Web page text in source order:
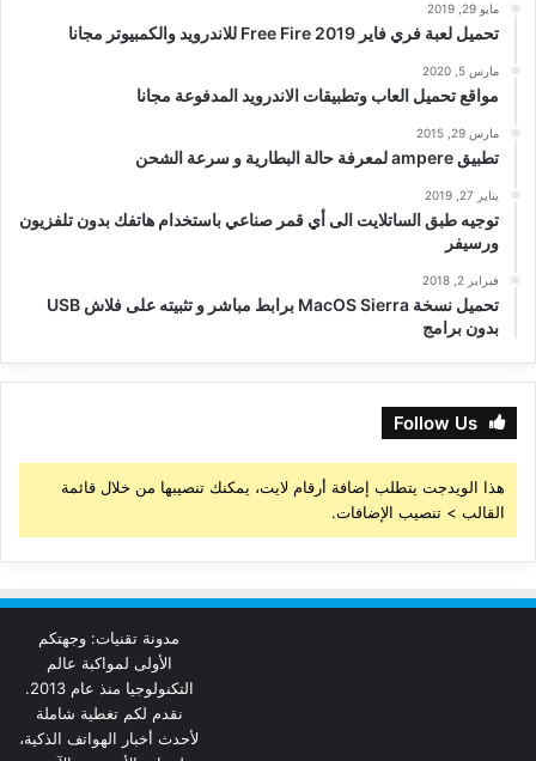
مايو 29, 2019
تحميل لعبة فري فاير Free Fire 2019 للاندرويد والكمبيوتر مجانا
مارس 5, 2020
مواقع تحميل العاب وتطبيقات الاندرويد المدفوعة مجانا
مارس 29, 2015
تطبيق ampere لمعرفة حالة البطارية و سرعة الشحن
يناير 27, 2019
توجيه طبق الساتلايت الى أي قمر صناعي باستخدام هاتفك بدون تلفزيون
ورسيفر
فبراير 2, 2018
تحميل نسخة MacOS Sierra برابط مباشر و تثبيته على فلاش USB
بدون برامج
Follow Us
هذا الويدجت يتطلب إضافة أرقام لايت، يمكنك تنصيبها من خلال قائمة
القالب > تنصيب الإضافات.
مدونة تقنيات: وجهتكم
الأولى لمواكبة عالم
التكنولوجيا منذ عام 2013.
نقدم لكم تغطية شاملة
لأحدث أخبار الهواتف الذكية،